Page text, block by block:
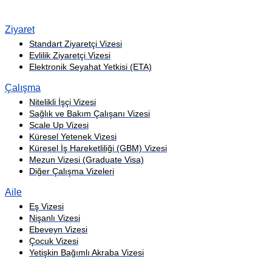
Ziyaret
Standart Ziyaretçi Vizesi
Evlilik Ziyaretçi Vizesi
Elektronik Seyahat Yetkisi (ETA)
Çalışma
Nitelikli İşçi Vizesi
Sağlık ve Bakım Çalışanı Vizesi
Scale Up Vizesi
Küresel Yetenek Vizesi
Küresel İş Hareketliliği (GBM) Vizesi
Mezun Vizesi (Graduate Visa)
Diğer Çalışma Vizeleri
Aile
Eş Vizesi
Nişanlı Vizesi
Ebeveyn Vizesi
Çocuk Vizesi
Yetişkin Bağımlı Akraba Vizesi